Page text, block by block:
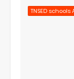
TNSED schools